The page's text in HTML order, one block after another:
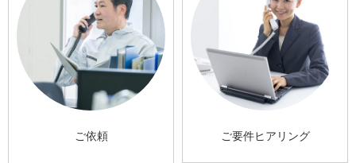
ご依頼 ご要件ヒアリング